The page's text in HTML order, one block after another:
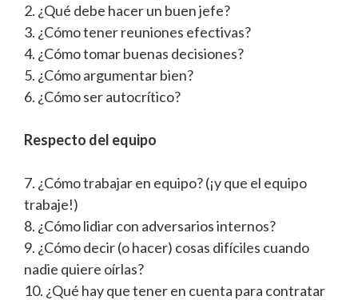
2. ¿Qué debe hacer un buen jefe?
3. ¿Cómo tener reuniones efectivas?
4. ¿Cómo tomar buenas decisiones?
5. ¿Cómo argumentar bien?
6. ¿Cómo ser autocrítico?
Respecto del equipo
7. ¿Cómo trabajar en equipo? (¡y que el equipo
trabaje!)
8. ¿Cómo lidiar con adversarios internos?
9. ¿Cómo decir (o hacer) cosas difíciles cuando
nadie quiere oírlas?
10. ¿Qué hay que tener en cuenta para contratar